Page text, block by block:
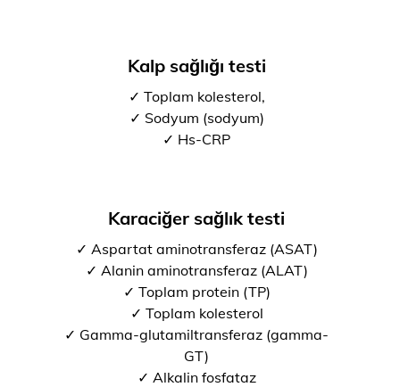
Kalp sağlığı testi
✓ Toplam kolesterol,
✓ Sodyum (sodyum)
✓ Hs-CRP
Karaciğer sağlık testi
✓ Aspartat aminotransferaz (ASAT)
✓ Alanin aminotransferaz (ALAT)
✓ Toplam protein (TP)
✓ Toplam kolesterol
✓ Gamma-glutamiltransferaz (gamma-
GT)
✓ Alkalin fosfataz